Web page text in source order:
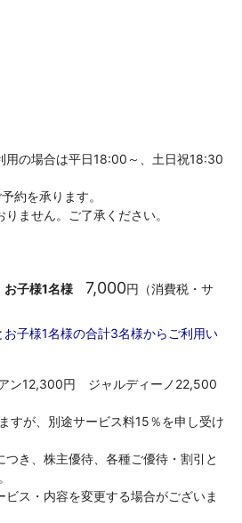
用の場合は平日18:00～、土日祝18:30
約を承ります。
ません。ご了承ください。
お子様1名様 7,000円（消費税・サ
子様1名様の合計3名様からご利用い
ン12,300円 ジャルディーノ22,500
すが、別途サービス料15％を申し受け
き、株主優待、各種ご優待・割引と
ス・内容を変更する場合がございま